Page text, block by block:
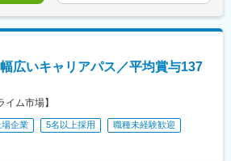
6ヵ月あり。期間中の待遇に変更はありませ
広いキャリアパス／平均賞与137
ム市場】
場企業 5名以上採用
職種未経験歓迎